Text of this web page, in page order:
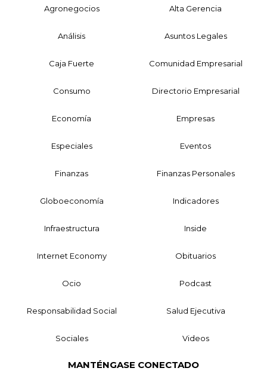
Agronegocios Alta Gerencia
Análisis Asuntos Legales
Caja Fuerte Comunidad Empresarial
Consumo Directorio Empresarial
Economía Empresas
Especiales Eventos
Finanzas Finanzas Personales
Globoeconomía Indicadores
Infraestructura Inside
Internet Economy Obituarios
Ocio Podcast
Responsabilidad Social Salud Ejecutiva
Sociales Videos
MANTÉNGASE CONECTADO